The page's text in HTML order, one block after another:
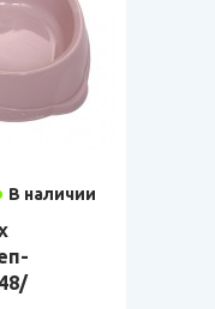
В наличии